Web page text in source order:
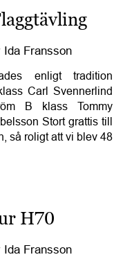
Ida Fransson
enligt tradition
Carl Svennerlind
B klass Tommy
Stort grattis till
så roligt att vi blev 48
H70
Ida Fransson